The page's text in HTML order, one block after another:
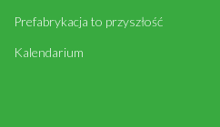
Prefabrykacja to przyszłość
Kalendarium